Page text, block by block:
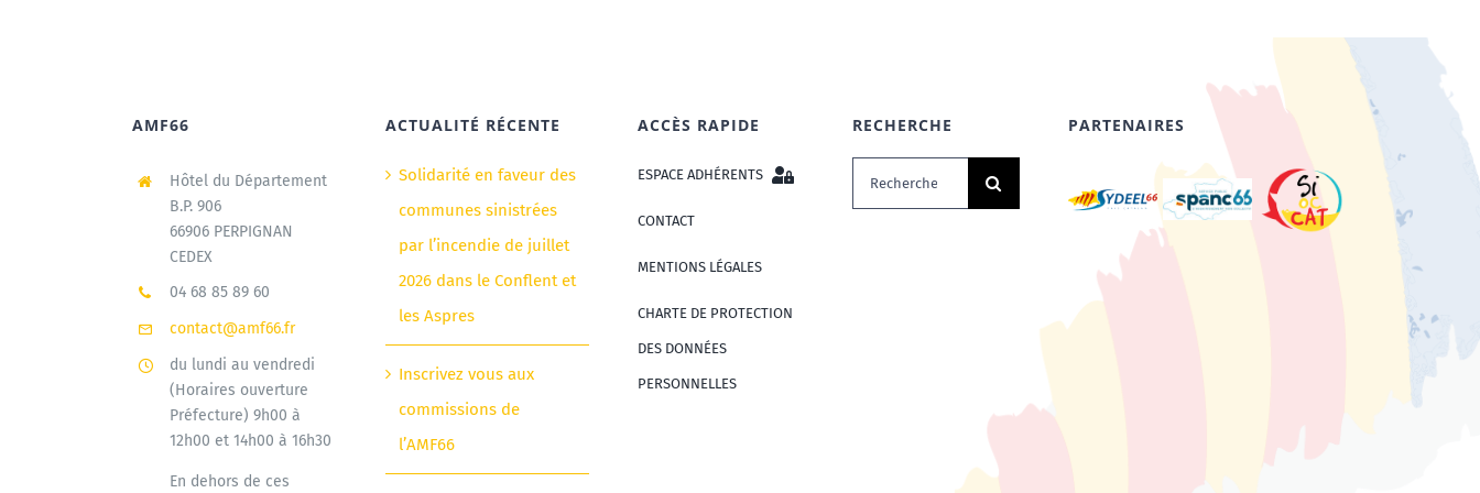
AMF66
Hôtel du Département
B.P. 906
66906 PERPIGNAN
CEDEX
04 68 85 89 60
contact@amf66.fr
du lundi au vendredi
(Horaires ouverture
Préfecture) 9h00 à
12h00 et 14h00 à 16h30
En dehors de ces
ACTUALITÉ RÉCENTE
Solidarité en faveur des
communes sinistrées
par l’incendie de juillet
2026 dans le Conflent et
les Aspres
Inscrivez vous aux
commissions de
l’AMF66
ACCÈS RAPIDE
ESPACE ADHÉRENTS
CONTACT
MENTIONS LÉGALES
CHARTE DE PROTECTION
DES DONNÉES
PERSONNELLES
RECHERCHE
Rechercher:
PARTENAIRES